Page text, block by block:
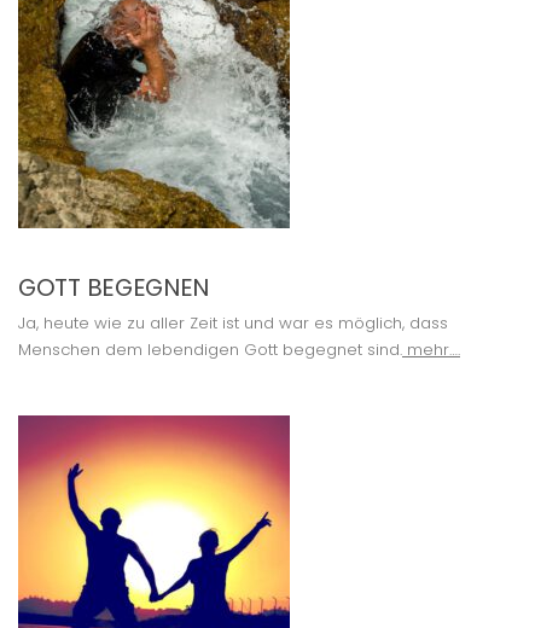
GOTT BEGEGNEN
Ja, heute wie zu aller Zeit ist und war es möglich, dass
Menschen dem lebendigen Gott begegnet sind. mehr….